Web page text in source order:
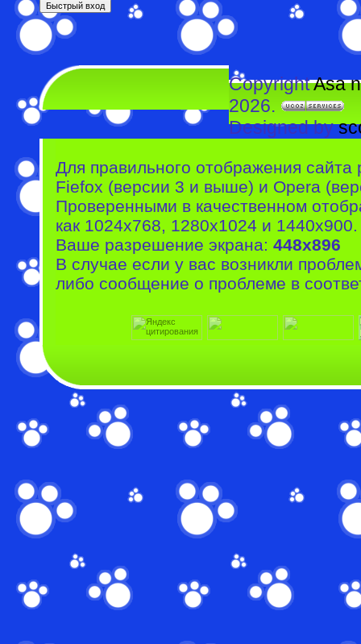
CopyrightAsa
2026.
Designed by
Для правильного отображения
Fiefox (версии 3 и выше) и Opera
Проверенными в качественном
как 1024x768, 1280x1024 и 1440x900.
Ваше разрешение экрана: 448x896
В случае если у вас возникли
либо сообщение о проблеме в